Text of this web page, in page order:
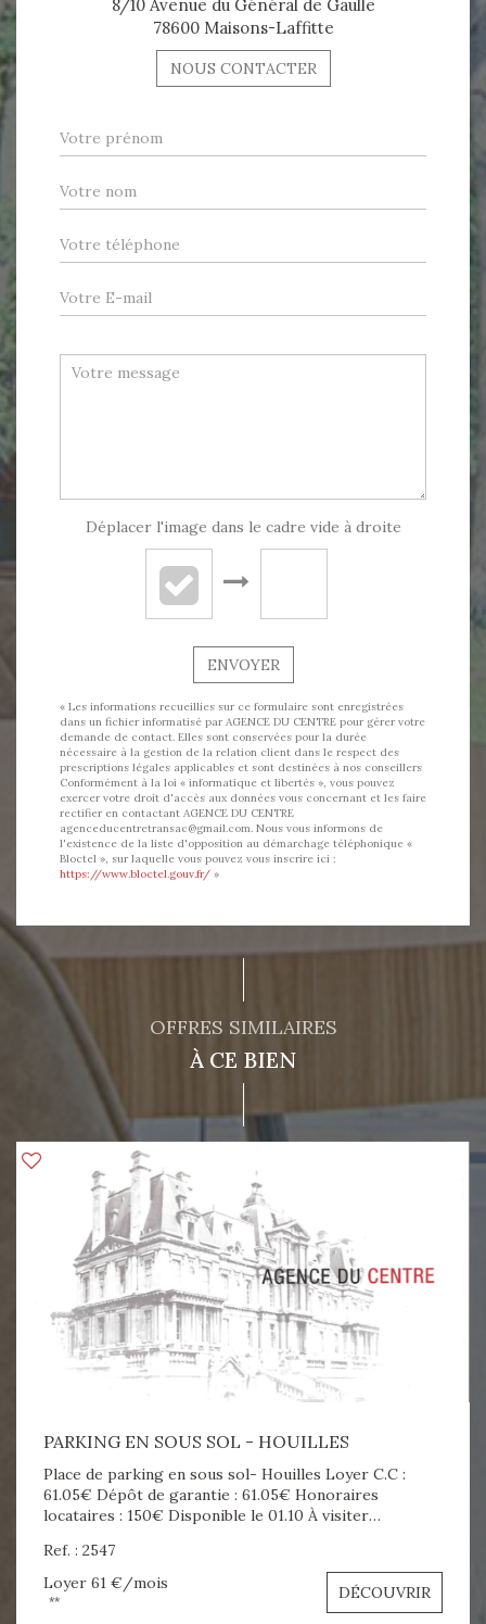
8/10 Avenue du Général de Gaulle
78600 Maisons-Laffitte
NOUS CONTACTER
Déplacer l'image dans le cadre vide à droite
ENVOYER
« Les informations recueillies sur ce formulaire sont enregistrées
dans un fichier informatisé par AGENCE DU CENTRE pour gérer votre
demande de contact. Elles sont conservées pour la durée
nécessaire à la gestion de la relation client dans le respect des
prescriptions légales applicables et sont destinées à nos conseillers
Conformément à la loi « informatique et libertés », vous pouvez
exercer votre droit d'accès aux données vous concernant et les faire
rectifier en contactant AGENCE DU CENTRE
agenceducentretransac@gmail.com. Nous vous informons de
l'existence de la liste d'opposition au démarchage téléphonique «
Bloctel », sur laquelle vous pouvez vous inscrire ici :
https://www.bloctel.gouv.fr/ »
OFFRES SIMILAIRES
À CE BIEN
PARKING EN SOUS SOL - HOUILLES
Place de parking en sous sol- Houilles Loyer C.C :
61.05€ Dépôt de garantie : 61.05€ Honoraires
locataires : 150€ Disponible le 01.10 À visiter
vite ! Agence du Centre - 0663474970 -
agenceducentrelocation@gmail.com
Ref. : 2547
Loyer 61 €/mois
** DÉCOUVRIR